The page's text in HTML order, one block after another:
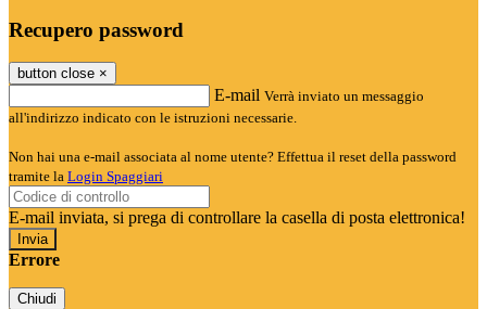
Recupero password
button close ×
E-mail Verrà inviato un messaggio
all'indirizzo indicato con le istruzioni necessarie.
Non hai una e-mail associata al nome utente? Effettua il reset della password
tramite la Login Spaggiari
E-mail inviata, si prega di controllare la casella di posta elettronica!
Errore
Chiudi